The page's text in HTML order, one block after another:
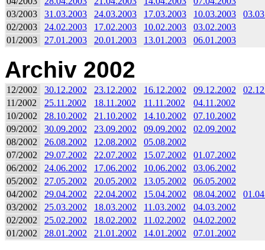
03/2003
31.03.2003 24.03.2003 17.03.2003 10.03.2003
02/2003
24.02.2003 17.02.2003 10.02.2003
03.02.2003
01/2003
27.01.2003 20.01.2003 13.01.2003 06.01.2003
Archiv 2002
12/2002 30.12.2002 23.12.2002 16.12.2002 09.12.2002
11/2002
25.11.2002 18.11.2002 11.11.2002
04.11.2002
10/2002
28.10.2002 21.10.2002 14.10.2002
07.10.2002
09/2002
30.09.2002 23.09.2002 09.09.2002
02.09.2002
08/2002
26.08.2002 12.08.2002
05.08.2002
07/2002
29.07.2002 22.07.2002 15.07.2002
01.07.2002
06/2002
24.06.2002 17.06.2002 10.06.2002
03.06.2002
05/2002
27.05.2002 20.05.2002 13.05.2002
06.05.2002
04/2002
29.04.2002 22.04.2002 15.04.2002 08.04.2002
03/2002
25.03.2002 18.03.2002 11.03.2002
04.03.2002
02/2002
25.02.2002 18.02.2002 11.02.2002
04.02.2002
01/2002
28.01.2002 21.01.2002 14.01.2002 07.01.2002